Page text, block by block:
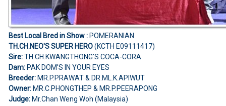
Best Local Bred in Show :POMERANIAN
TH.CH.NEO'S SUPER HERO(KCTH E09111417)
Sire:TH.CH.KWANGTHONG'S COCA-CORA
Dam:PAK DOM'S IN YOUR EYES
Breeder:MR.P.PRAWAT & DR.ML.K.APIWUT
Owner:MR.C.PHONGTHEP & MR.P.PEERAPONG
Judge:Mr.Chan Weng Woh (Malaysia)